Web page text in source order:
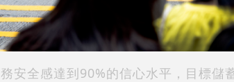
安全感達到90%的信心水平，目標儲